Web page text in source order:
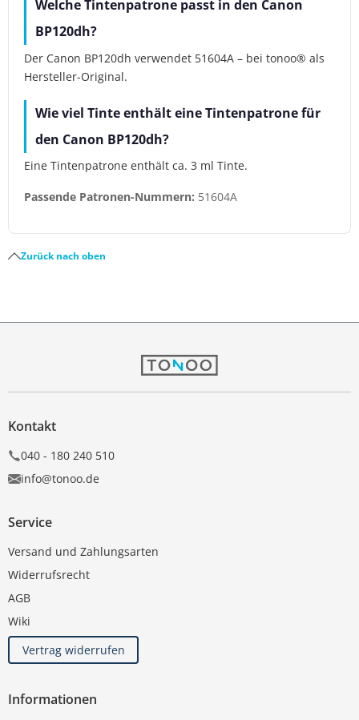
Welche Tintenpatrone passt in den Canon
BP120dh?
Der Canon BP120dh verwendet 51604A – bei tonoo® als
Hersteller-Original.
Wie viel Tinte enthält eine Tintenpatrone für
den Canon BP120dh?
Eine Tintenpatrone enthält ca. 3 ml Tinte.
Passende Patronen-Nummern: 51604A
Zurück nach oben
Kontakt
040 - 180 240 510
info@tonoo.de
Service
Versand und Zahlungsarten
Widerrufsrecht
AGB
Wiki
Vertrag widerrufen
Informationen